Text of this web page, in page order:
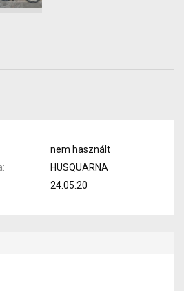
nem használt
HUSQUARNA
24.05.20